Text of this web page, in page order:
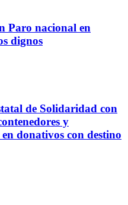
Paro nacional en
dignos
de Solidaridad con
y
donativos con destino